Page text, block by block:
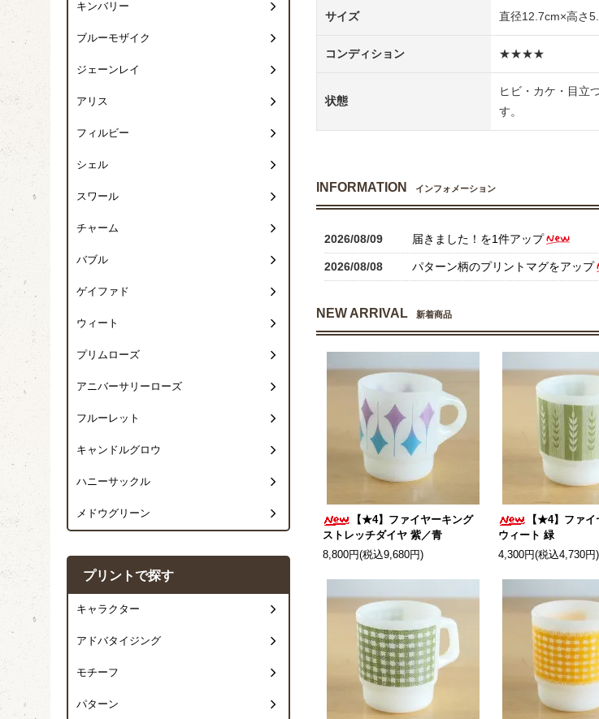
サイズ 直径12.7cm×高さ
コンディション ★★★★
状態
ヒビ・カケ・目立
す。
INFORMATION インフォメーション
2026/08/09 届きました！を1件アップ
2026/08/08 パターン柄のプリントマグをアップ
NEW ARRIVAL 新着商品
【★4】ファイヤーキング
ストレッチダイヤ 紫／青
8,800円(税込9,680円)
【★4】ファイ
ウィート 緑
4,300円(税込4,730円)
キンバリー
ブルーモザイク
ジェーンレイ
アリス
フィルビー
シェル
スワール
チャーム
バブル
ゲイファド
ウィート
プリムローズ
アニバーサリーローズ
フルーレット
キャンドルグロウ
ハニーサックル
メドウグリーン
プリントで探す
キャラクター
アドバタイジング
モチーフ
パターン